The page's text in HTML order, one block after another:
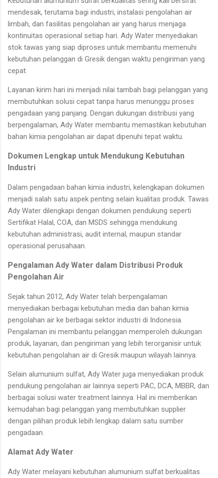
mendesak, terutama bagi industri, instalasi pengolahan air
limbah, dan fasilitas pengolahan air yang harus menjaga
kontinuitas operasional setiap hari. Ady Water menyediakan
stok tawas yang siap diproses untuk membantu memenuhi
kebutuhan pelanggan di Gresik dengan waktu pengiriman yang
cepat.
Layanan kirim hari ini menjadi nilai tambah bagi pelanggan yang
membutuhkan solusi cepat tanpa harus menunggu proses
pengadaan yang panjang. Dengan dukungan distribusi yang
berpengalaman, Ady Water membantu memastikan kebutuhan
bahan kimia pengolahan air dapat dipenuhi tepat waktu.
Dokumen Lengkap untuk Mendukung Kebutuhan
Industri
Dalam pengadaan bahan kimia industri, kelengkapan dokumen
menjadi salah satu aspek penting selain kualitas produk. Tawas
Ady Water dilengkapi dengan dokumen pendukung seperti
Sertifikat Halal, COA, dan MSDS sehingga mendukung
kebutuhan administrasi, audit internal, maupun standar
operasional perusahaan.
Pengalaman Ady Water dalam Distribusi Produk
Pengolahan Air
Sejak tahun 2012, Ady Water telah berpengalaman
menyediakan berbagai kebutuhan media dan bahan kimia
pengolahan air ke berbagai sektor industri di Indonesia.
Pengalaman ini membantu pelanggan memperoleh dukungan
produk, layanan, dan pengiriman yang lebih terorganisir untuk
kebutuhan pengolahan air di Gresik maupun wilayah lainnya.
Selain alumunium sulfat, Ady Water juga menyediakan produk
pendukung pengolahan air lainnya seperti PAC, DCA, MBBR, dan
berbagai solusi water treatment lainnya. Hal ini memberikan
kemudahan bagi pelanggan yang membutuhkan supplier
dengan pilihan produk lebih lengkap dalam satu sumber
pengadaan.
Alamat Ady Water
Ady Water melayani kebutuhan alumunium sulfat berkualitas